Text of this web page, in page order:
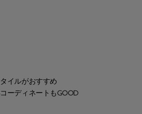
イルがおすすめ
ーディネートもGOOD